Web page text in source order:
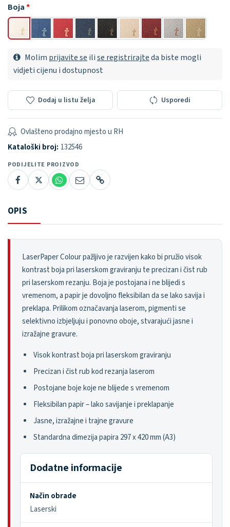
Boja
Molim prijavite se ilise registrirajteda biste mogli
vidjeti cijenu i dostupnost
Dodaj u listu želja Usporedi
Ovlašteno prodajno mjesto u RH
Kataloški broj: 132546
PODIJELITE PROIZVOD
OPIS
LaserPaper Colour pažljivo je razvijen kako bi pružio visok
kontrast boja pri laserskom graviranju te precizan i čist rub
pri laserskom rezanju. Boja je postojana i ne blijedi s
vremenom, a papir je dovoljno fleksibilan da se lako savija i
preklapa. Prilikom označavanja laserom, pigmenti se
selektivno izbjeljuju i ponovno oboje, stvarajući jasne i
izražajne gravure.
Visok kontrast boja pri laserskom graviranju
Precizan i čist rub kod rezanja laserom
Postojane boje koje ne blijede s vremenom
Fleksibilan papir – lako savijanje i preklapanje
Jasne, izražajne i trajne gravure
Standardna dimezija papira 297 x 420 mm (A3)
Dodatne informacije
Način obrade
Laserski